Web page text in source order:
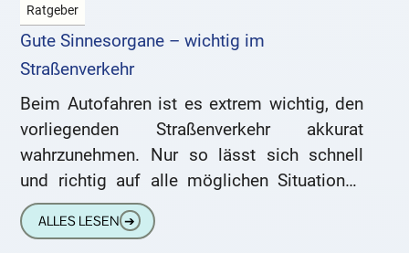
Ratgeber
Gute Sinnesorgane – wichtig im
Straßenverkehr
Beim Autofahren ist es extrem wichtig, den
vorliegenden Straßenverkehr akkurat
wahrzunehmen. Nur so lässt sich schnell
und richtig auf alle möglichen Situationen
reagieren. Diesbezüglich bilden die
Informationen, welche über die
ALLES LESEN ➔